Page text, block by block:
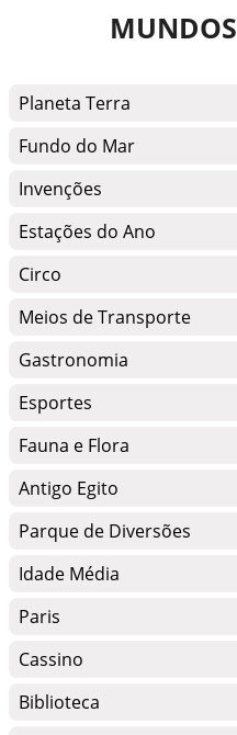
MUNDOS
Planeta Terra
Fundo do Mar
Invenções
Estações do Ano
Circo
Meios de Transporte
Gastronomia
Esportes
Fauna e Flora
Antigo Egito
Parque de Diversões
Idade Média
Paris
Cassino
Biblioteca